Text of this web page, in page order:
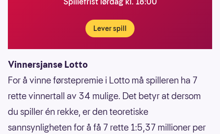
Lever spill
Vinnersjanse Lotto
For å vinne førstepremie i Lotto må spilleren ha 7
rette vinnertall av 34 mulige. Det betyr at dersom
du spiller én rekke, er den teoretiske
sannsynligheten for å få 7 rette 1:5,37 millioner per